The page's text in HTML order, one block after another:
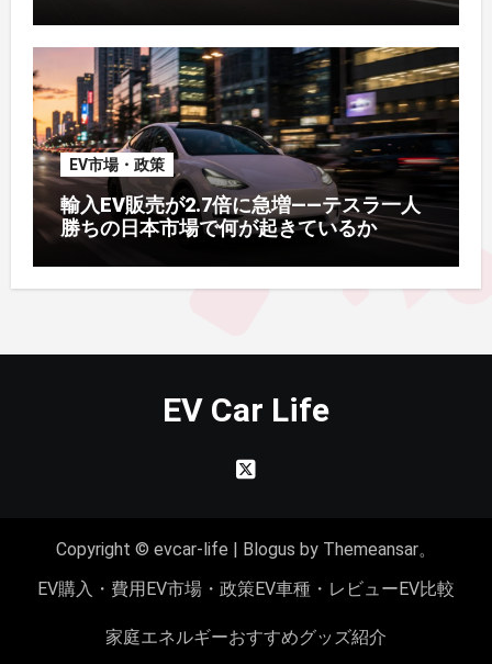
EV市場・政策
輸入EV販売が2.7倍に急増——テスラ一人
勝ちの日本市場で何が起きているか
EV Car Life
Copyright © evcar-life | Blogus by Themeansar。
EV購入・費用EV市場・政策EV車種・レビューEV比較
家庭エネルギーおすすめグッズ紹介